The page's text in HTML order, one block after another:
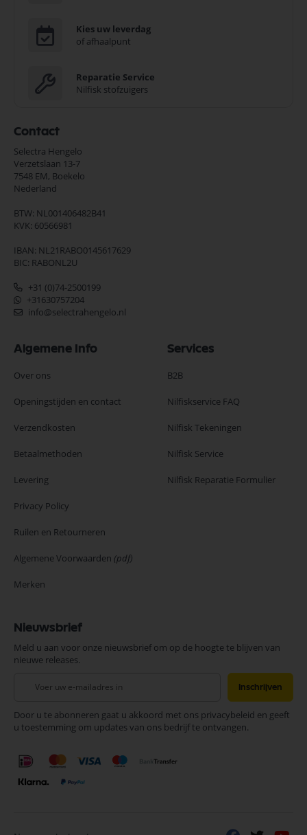
Kies uw leverdag
of afhaalpunt
Reparatie Service
Nilfisk stofzuigers
Contact
Selectra Hengelo
Verzetslaan 13-7
7548 EM, Boekelo
Nederland
BTW: NL001406482B41
KVK: 60566981
IBAN: NL21RABO0145617629
BIC: RABONL2U
+31 (0)74-2500199
+31630757204
info@selectrahengelo.nl
Algemene Info
Over ons
Openingstijden en contact
Verzendkosten
Betaalmethoden
Levering
Privacy Policy
Ruilen en Retourneren
Algemene Voorwaarden (pdf)
Merken
Services
B2B
Nilfiskservice FAQ
Nilfisk Tekeningen
Nilfisk Service
Nilfisk Reparatie Formulier
Nieuwsbrief
Meld u aan voor onze nieuwsbrief om op de hoogte te blijven van
nieuwe releases.
onze
nieuwsbrief
Inschrijven
Door u te abonneren gaat u akkoord met ons privacybeleid en geeft
u toestemming om updates van ons bedrijf te ontvangen.